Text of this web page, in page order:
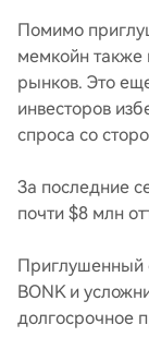
Помимо
мемкойн также
рынков. Это
инвесторов
спроса со
За последние
почти $8 млн
Приглушенный
BONK и
долгосрочное